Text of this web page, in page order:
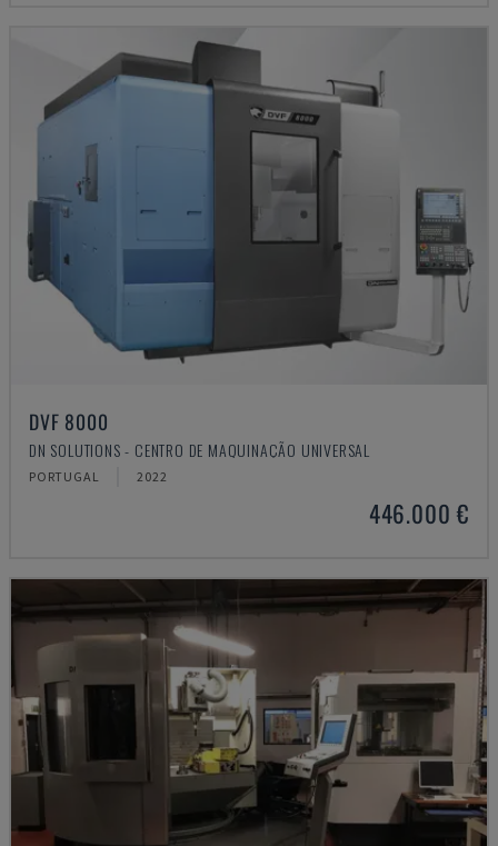
DVF 8000
DN SOLUTIONS - CENTRO DE MAQUINAÇÃO UNIVERSAL
PORTUGAL 2022
446.000 €